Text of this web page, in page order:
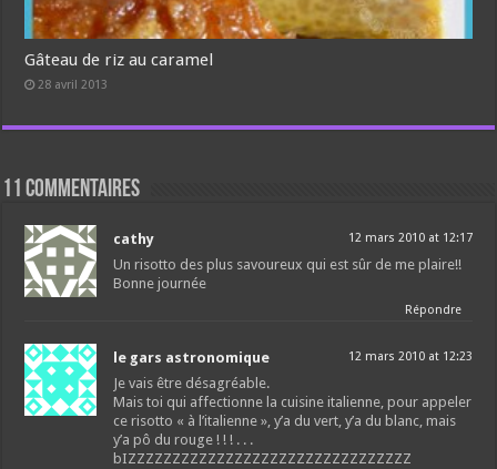
Gâteau de riz au caramel
28 avril 2013
11 commentaires
cathy 12 mars 2010 at 12:17
Un risotto des plus savoureux qui est sûr de me plaire!!
Bonne journée
Répondre
le gars astronomique 12 mars 2010 at 12:23
Je vais être désagréable.
Mais toi qui affectionne la cuisine italienne, pour appeler
ce risotto « à l’italienne », y’a du vert, y’a du blanc, mais
y’a pô du rouge ! ! ! . . .
bIZZZZZZZZZZZZZZZZZZZZZZZZZZZZZZZZ